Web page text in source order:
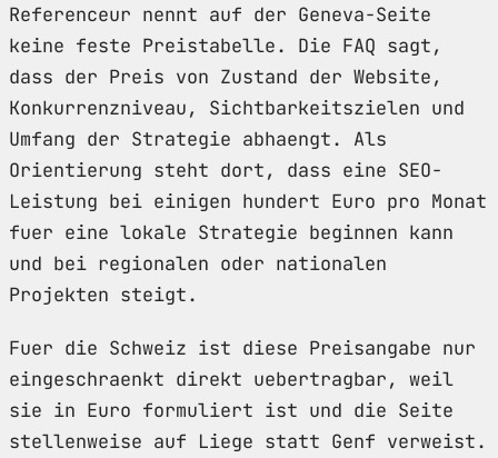
Referenceur nennt auf der Geneva-Seite
keine feste Preistabelle. Die FAQ sagt,
dass der Preis von Zustand der Website,
Konkurrenzniveau, Sichtbarkeitszielen und
Umfang der Strategie abhaengt. Als
Orientierung steht dort, dass eine SEO-
Leistung bei einigen hundert Euro pro Monat
fuer eine lokale Strategie beginnen kann
und bei regionalen oder nationalen
Projekten steigt.
Fuer die Schweiz ist diese Preisangabe nur
eingeschraenkt direkt uebertragbar, weil
sie in Euro formuliert ist und die Seite
stellenweise auf Liege statt Genf verweist.